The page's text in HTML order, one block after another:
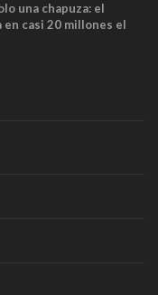
una chapuza: el
casi 20 millones el
no cabían por los